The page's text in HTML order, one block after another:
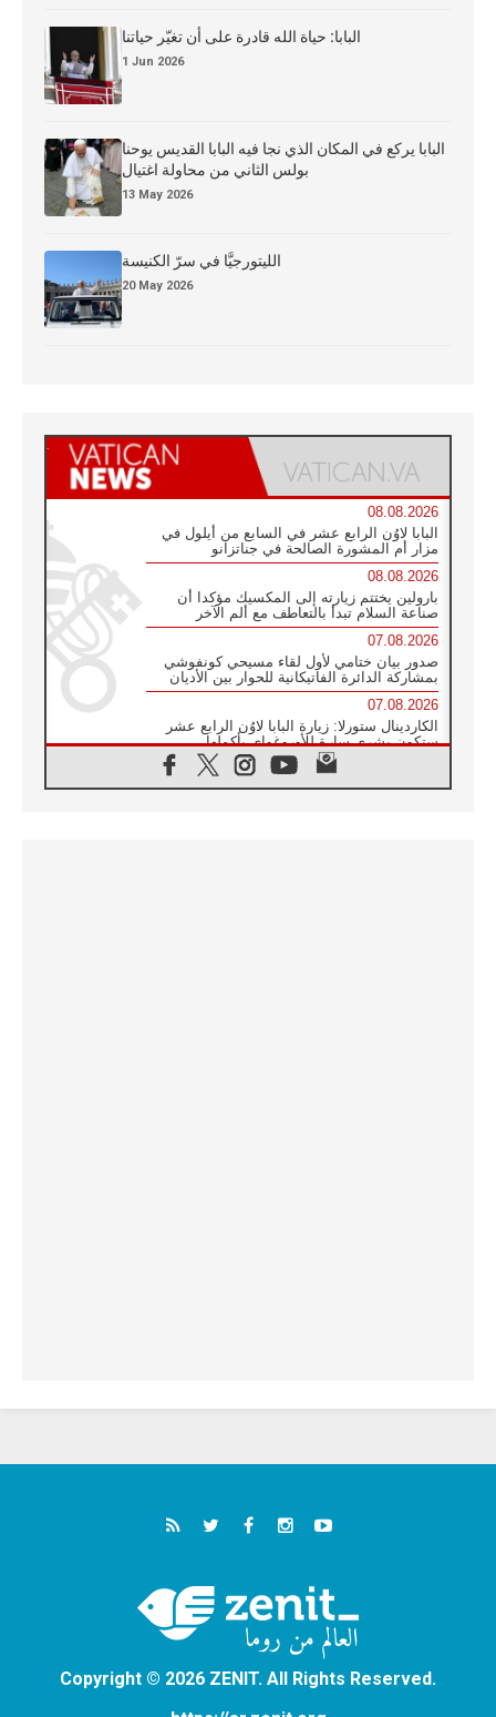
البابا: حياة الله قادرة على أن تغيّر حياتنا
1 Jun 2026
البابا يركع في المكان الذي نجا فيه البابا القديس يوحنا
بولس الثاني من محاولة اغتيال
13 May 2026
الليتورجيَّا في سرّ الكنيسة
20 May 2026
08.08.2026
البابا لاوُن الرابع عشر في السابع من أيلول في
مزار أم المشورة الصالحة في جناتزانو
08.08.2026
بارولين يختتم زيارته إلى المكسيك مؤكدا أن
صناعة السلام تبدأ بالتعاطف مع ألم الآخر
07.08.2026
صدور بيان ختامي لأول لقاء مسيحي كونفوشي
بمشاركة الدائرة الفاتيكانية للحوار بين الأديان
07.08.2026
الكاردينال ستورلا: زيارة البابا لاوُن الرابع عشر
ستكون بشرى سارة للأوروغواي بأكملها
الفاتيكان يعلن برنامج الزيارة الرسولية للبابا لاوُن
Copyright © 2026 ZENIT. All Rights Reserved.